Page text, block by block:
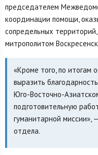
председателем
координации помощи,
сопредельных
митрополитом
«Кроме того, по итогам
выразить
Юго-Восточно-
подготовительную
гуманитарной миссии»,
отдела.